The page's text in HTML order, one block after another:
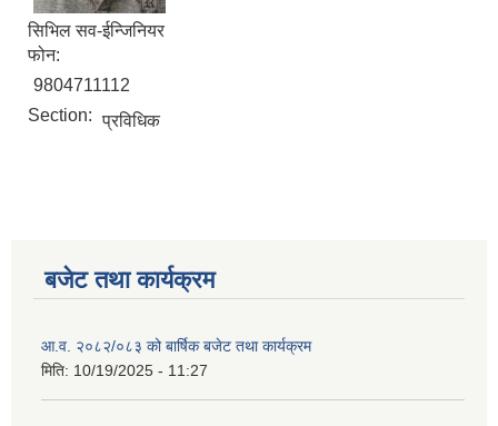
सिभिल सव-ईन्जिनियर
फोन:
9804711112
Section: प्रविधिक
बजेट तथा कार्यक्रम
आ.व. २०८२/०८३ को बार्षिक बजेट तथा कार्यक्रम
मिति: 10/19/2025 - 11:27